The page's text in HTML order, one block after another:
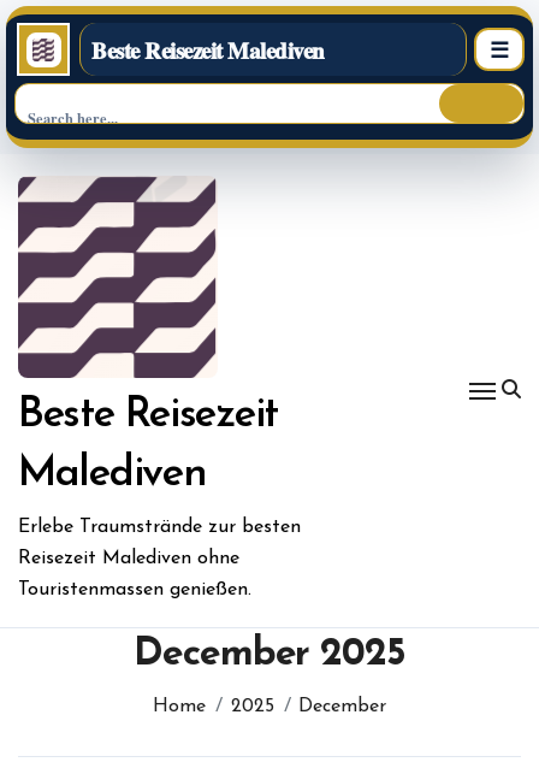
Beste Reisezeit Malediven ☰
Beste Reisezeit
Malediven
Erlebe Traumstrände zur besten
Reisezeit Malediven ohne
Touristenmassen genießen.
December 2025
Home 2025 December